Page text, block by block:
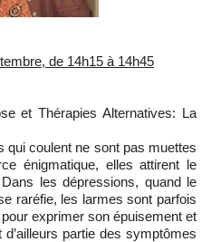
de 14h15 à 14h45
et Thérapies Alternatives: La
coulent ne sont pas muettes
énigmatique, elles attirent le
les dépressions, quand le
raréfie, les larmes sont parfois
exprimer son épuisement et
partie des symptômes